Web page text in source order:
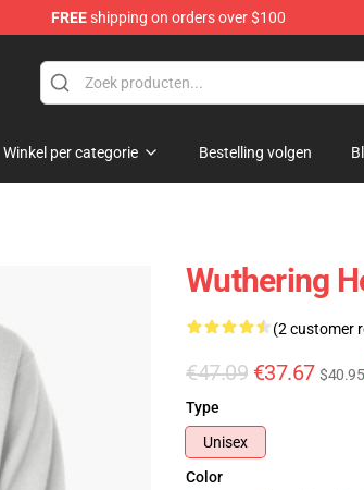
FREEshipping on orders over $100
Winkel per categorie Bestelling volgen
Wuthering
(2 customer
€47.09 €37.67 $40.95
Type
Unisex
Color